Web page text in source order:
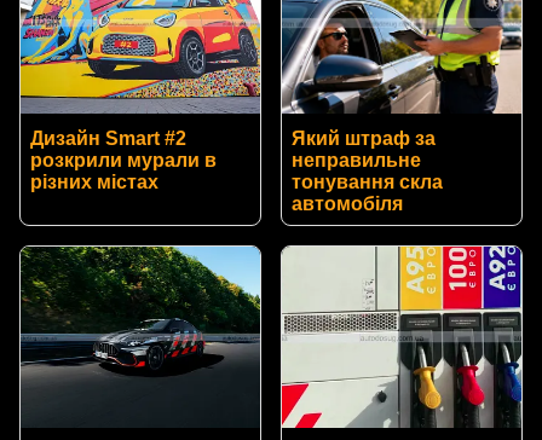
Дизайн Smart #2
розкрили мурали в
різних містах
Який штраф за
неправильне
тонування скла
автомобіля